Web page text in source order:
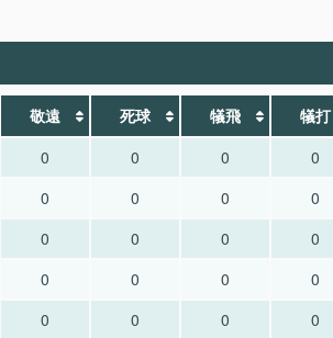
敬遠 死球 犠飛 犠打
0 0 0 0
0 0 0 0
0 0 0 0
0 0 0 0
0 0 0 0